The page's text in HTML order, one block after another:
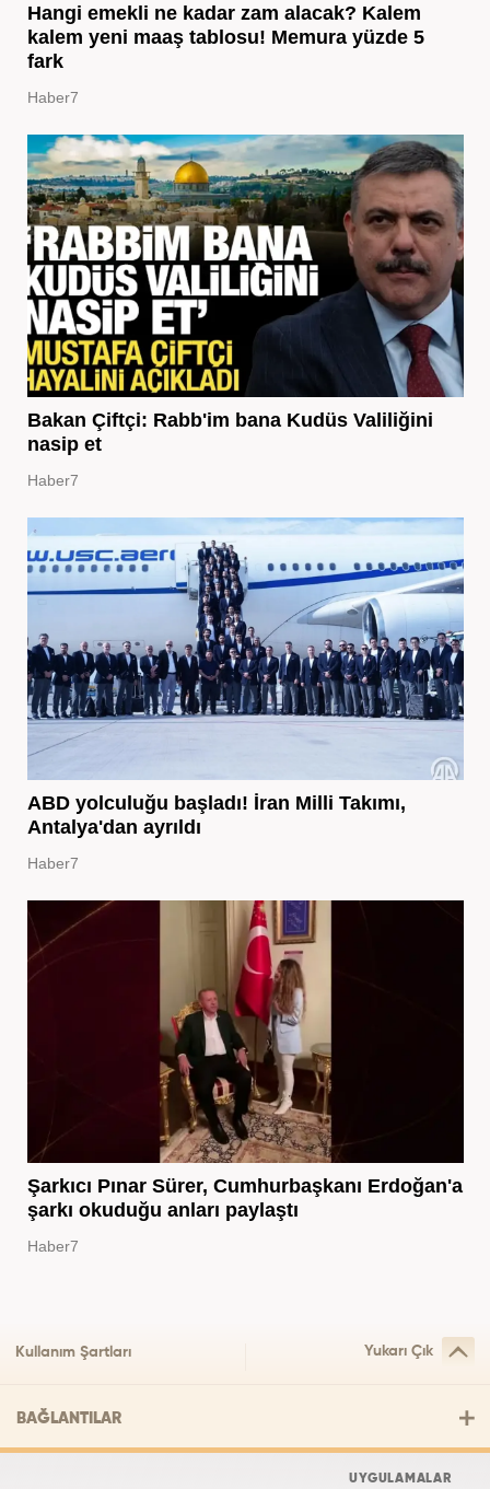
Hangi emekli ne kadar zam alacak? Kalem
kalem yeni maaş tablosu! Memura yüzde 5
fark
Haber7
Bakan Çiftçi: Rabb'im bana Kudüs Valiliğini
nasip et
Haber7
ABD yolculuğu başladı! İran Milli Takımı,
Antalya'dan ayrıldı
Haber7
Şarkıcı Pınar Sürer, Cumhurbaşkanı Erdoğan'a
şarkı okuduğu anları paylaştı
Haber7
Kullanım Şartları Yukarı Çık
BAĞLANTILAR
UYGULAMALAR